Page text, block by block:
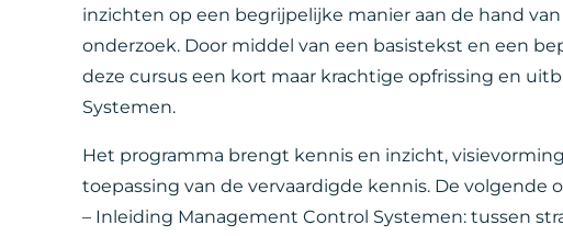
inzichten op een begrijpelijke manier aan de hand
onderzoek. Door middel van een basistekst en een
deze cursus een kort maar krachtige opfrissing en
Systemen.
Het programma brengt kennis en inzicht,
toepassing van de vervaardigde kennis. De
– Inleiding Management Control Systemen: tussen